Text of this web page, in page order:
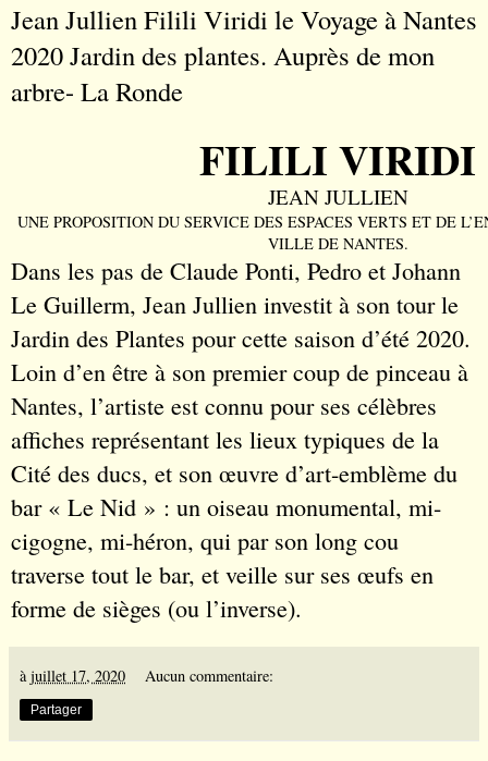
Jean Jullien Filili Viridi le Voyage à Nantes
2020 Jardin des plantes. Auprès de mon
arbre- La Ronde
FILILI VIRIDI
JEAN JULLIEN
UNE PROPOSITION DU SERVICE DES ESPACES VERTS ET DE
VILLE DE NANTES.
Dans les pas de Claude Ponti, Pedro et Johann
Le Guillerm, Jean Jullien investit à son tour le
Jardin des Plantes pour cette saison d’été 2020.
Loin d’en être à son premier coup de pinceau à
Nantes, l’artiste est connu pour ses célèbres
affiches représentant les lieux typiques de la
Cité des ducs, et son œuvre d’art-emblème du
bar « Le Nid » : un oiseau monumental, mi-
cigogne, mi-héron, qui par son long cou
traverse tout le bar, et veille sur ses œufs en
forme de sièges (ou l’inverse).
àjuillet 17, 2020 Aucun commentaire:
Partager